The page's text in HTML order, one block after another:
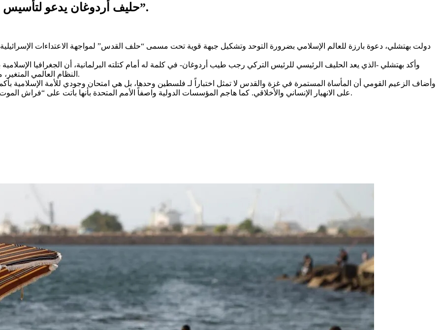
حليف أردوغان يدعو لتأسيس “حلف القدس” ومواجهة “البلطجة الإسرائيلية”.
وأكد بهتشلي -الذي يعد الحليف الرئيسي للرئيس التركي رجب طيب أردوغان- في كلمة له أمام كتلته البرلمانية، أن الجغرافيا
النظام العالمي المتغير، مشدداً على أن تركيا والشعب التركي مستعدون تماماً لدعم هذا الاتحاد.
وأضاف الزعيم القومي أن المأساة المستمرة في غزة والقدس لا تمثل اختباراً لـ فلسطين وحدها، بل هي امتحان وجودي للأمة الإسلامية
على الانهيار الإنساني والأخلاقي. كما هاجم المؤسسات الدولية واصفاً الأمم المتحدة بأنها باتت على “فراش الموت”، بينما تفقد تحالفات أخرى مثل الناتو والاتحاد الأوروبي تأثيرها تدريجياً.